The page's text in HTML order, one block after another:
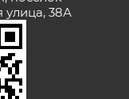
улица, 38А